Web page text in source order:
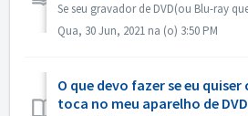
Qua, 30 Jun, 2021 na (o) 3:50 PM
O que devo fazer se eu quiser
toca no meu aparelho de DVD